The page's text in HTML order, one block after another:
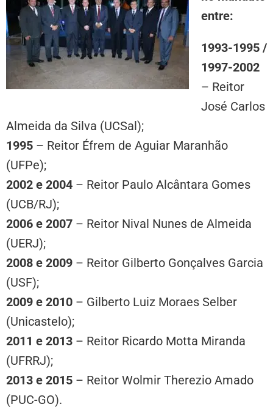
entre:
1993-1995 /
1997-2002
– Reitor
José Carlos
Almeida da Silva (UCSal);
1995 – Reitor Éfrem de Aguiar Maranhão
(UFPe);
2002 e 2004 – Reitor Paulo Alcântara Gomes
(UCB/RJ);
2006 e 2007 – Reitor Nival Nunes de Almeida
(UERJ);
2008 e 2009 – Reitor Gilberto Gonçalves Garcia
(USF);
2009 e 2010 – Gilberto Luiz Moraes Selber
(Unicastelo);
2011 e 2013 – Reitor Ricardo Motta Miranda
(UFRRJ);
2013 e 2015 – Reitor Wolmir Therezio Amado
(PUC-GO).